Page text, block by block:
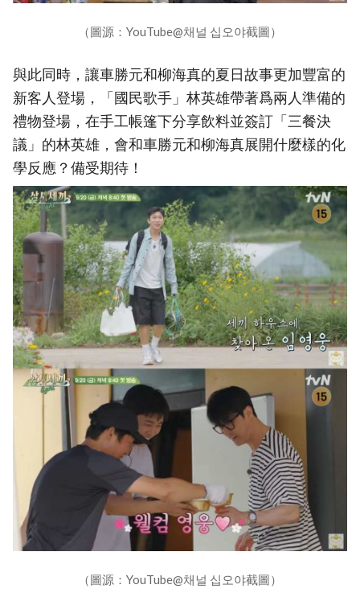
（圖源：YouTube@채널 십오야截圖）
與此同時，讓車勝元和柳海真的夏日故事更加豐富的
新客人登場，「國民歌手」林英雄帶著爲兩人準備的
禮物登場，在手工帳篷下分享飲料並簽訂「三餐決
議」的林英雄，會和車勝元和柳海真展開什麼樣的化
學反應？備受期待！
（圖源：YouTube@채널 십오야截圖）